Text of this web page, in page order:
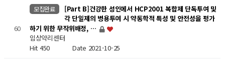
60
모집완료
[Part B]건강한 성인에서 HCP2001 복합제 단독투여 및
각 단일제의 병용투여 시 약동학적 특성 및 안전성을 평가
하기 위한 무작위배정, …
임상약리센터
Hit 450Date 2021-10-25